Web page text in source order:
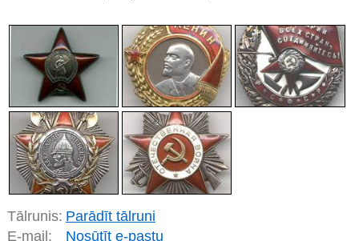
Tālrunis: Parādīt tālruni
E-mail:
Nosūtīt e-pastu